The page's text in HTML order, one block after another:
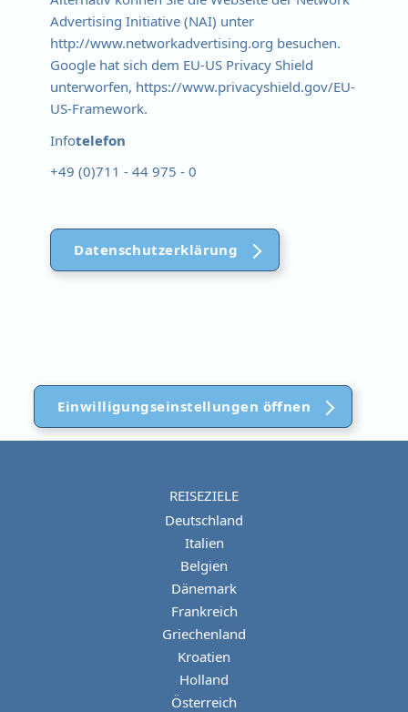
Advertising Initiative (NAI) unter
http://www.networkadvertising.org besuchen.
Google hat sich dem EU-US Privacy Shield
unterworfen, https://www.privacyshield.gov/EU-
US-Framework.
Infotelefon
+49 (0)711 - 44 975 - 0
Datenschutzerklärung
Einwilligungseinstellungen öffnen
REISEZIELE
Deutschland
Italien
Belgien
Dänemark
Frankreich
Griechenland
Kroatien
Holland
Österreich